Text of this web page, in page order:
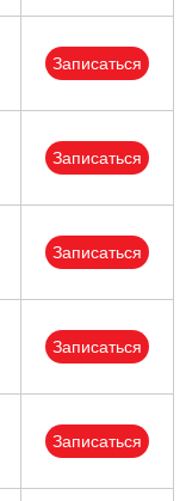
Записаться
Записаться
Записаться
Записаться
Записаться